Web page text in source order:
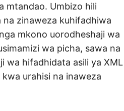
mtandao. Umbizo hili
na zinaweza kuhifadhiwa
mkono uorodheshaji wa
wa picha, sawa na
wa hifadhidata asili ya XML
urahisi na inaweza